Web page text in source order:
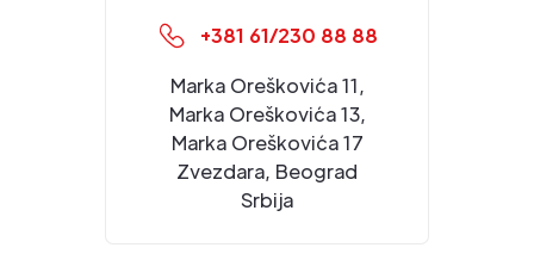
+381 61/230 88 88
Marka Oreškovića 11,
Marka Oreškovića 13,
Marka Oreškovića 17
Zvezdara, Beograd
Srbija